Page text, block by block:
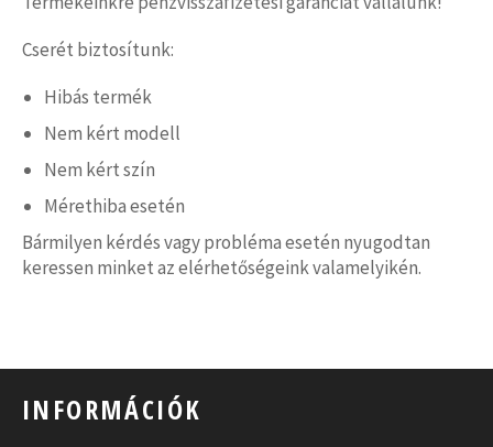
Cserét biztosítunk:
Hibás termék
Nem kért modell
Nem kért szín
Mérethiba esetén
Bármilyen kérdés vagy probléma esetén nyugodtan
keressen minket az elérhetőségeink valamelyikén.
INFORMÁCIÓK